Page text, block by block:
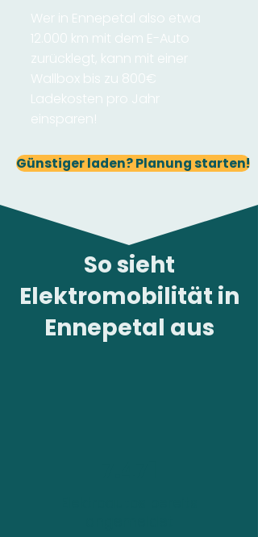
Wer in Ennepetal also etwa
12.000 km mit dem E-Auto
zurücklegt, kann mit einer
Wallbox bis zu 800€
Ladekosten pro Jahr
einsparen!
Günstiger laden? Planung starten!
So sieht
Elektromobilität in
Ennepetal aus